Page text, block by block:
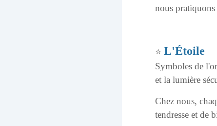
nous
⭐ L'Étoile
Symboles de
et la lumière
Chez nous,
tendresse et de